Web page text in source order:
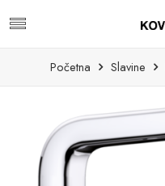
Početna Slavine